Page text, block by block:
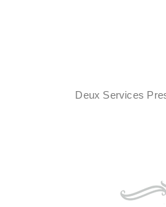
Deux Services